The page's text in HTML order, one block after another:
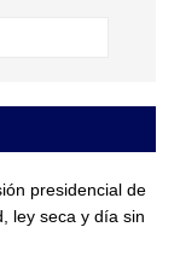
presidencial de
ley seca y día sin